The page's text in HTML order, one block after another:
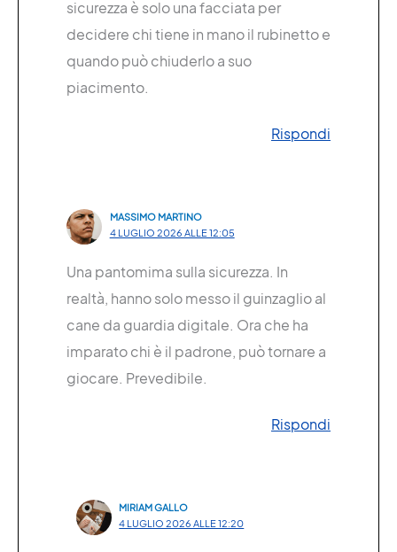
sicurezza è solo una facciata per
decidere chi tiene in mano il rubinetto e
quando può chiuderlo a suo
piacimento.
Rispondi
MASSIMO MARTINO
4 LUGLIO 2026 ALLE 12:05
Una pantomima sulla sicurezza. In
realtà, hanno solo messo il guinzaglio al
cane da guardia digitale. Ora che ha
imparato chi è il padrone, può tornare a
giocare. Prevedibile.
Rispondi
MIRIAM GALLO
4 LUGLIO 2026 ALLE 12:20